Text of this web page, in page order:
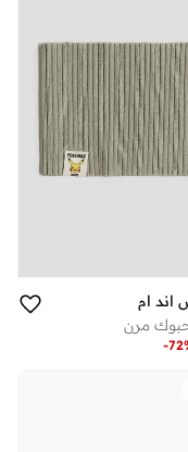
اند ام
مرن
-72